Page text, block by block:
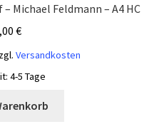
Michael Feldmann – A4 HC
€
Versandkosten
4-5 Tage